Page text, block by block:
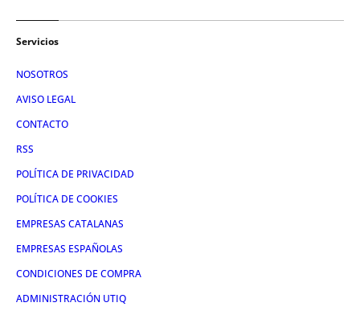
Servicios
NOSOTROS
AVISO LEGAL
CONTACTO
RSS
POLÍTICA DE PRIVACIDAD
POLÍTICA DE COOKIES
EMPRESAS CATALANAS
EMPRESAS ESPAÑOLAS
CONDICIONES DE COMPRA
ADMINISTRACIÓN UTIQ